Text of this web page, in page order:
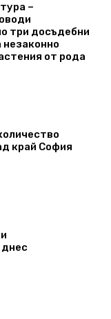
–
три досъдебни
незаконно
от рода
край София